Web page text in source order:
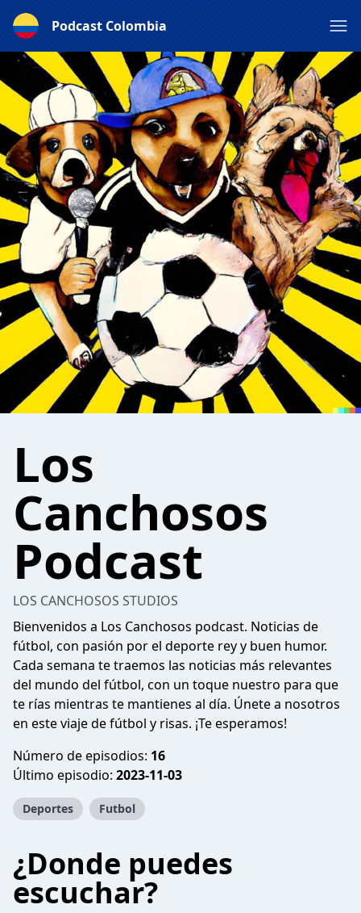
Podcast Colombia
Los
Canchosos
Podcast
LOS CANCHOSOS STUDIOS
Bienvenidos a Los Canchosos podcast. Noticias de
fútbol, con pasión por el deporte rey y buen humor.
Cada semana te traemos las noticias más relevantes
del mundo del fútbol, con un toque nuestro para que
te rías mientras te mantienes al día. Únete a nosotros
en este viaje de fútbol y risas. ¡Te esperamos!
Número de episodios: 16
Último episodio: 2023-11-03
Deportes Futbol
¿Donde puedes
escuchar?